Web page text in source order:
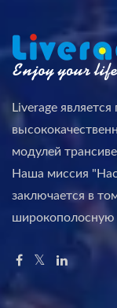
Liverage
модулей
Наша миссия
заключается в
широкополосную